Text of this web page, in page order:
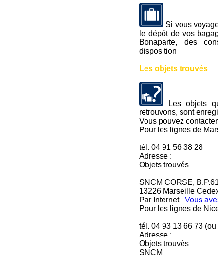
Si vous
le dépôt de vos
Bonaparte, des
disposition
Les objets trouvés
Les objets
retrouvons, sont
Vous pouvez
Pour les lignes de
tél. 04 91 56 38 28
Adresse :
Objets trouvés
SNCM CORSE,
13226 Marseille
Par Internet : Vous
Pour les lignes de
tél. 04 93 13 66 73 (ou
Adresse :
Objets trouvés
SNCM